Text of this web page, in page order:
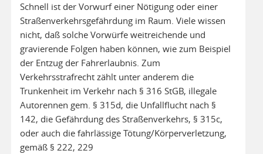
Schnell ist der Vorwurf einer Nötigung oder einer
Straßenverkehrsgefährdung im Raum. Viele wissen
nicht, daß solche Vorwürfe weitreichende und
gravierende Folgen haben können, wie zum Beispiel
der Entzug der Fahrerlaubnis. Zum
Verkehrsstrafrecht zählt unter anderem die
Trunkenheit im Verkehr nach § 316 StGB, illegale
Autorennen gem. § 315d, die Unfallflucht nach §
142, die Gefährdung des Straßenverkehrs, § 315c,
oder auch die fahrlässige Tötung/Körperverletzung,
gemäß § 222, 229